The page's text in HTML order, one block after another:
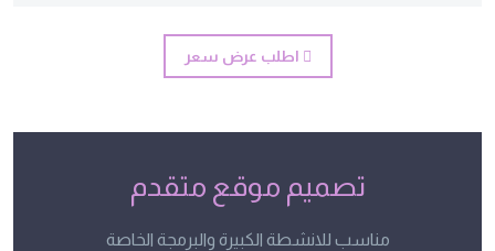
اطلب عرض سعر
تصميم موقع متقدم
مناسب للانشطة الكبيرة والبرمجة الخاصة